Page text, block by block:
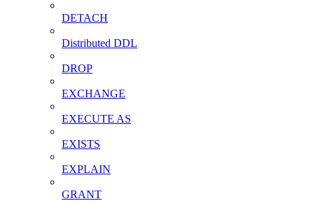
DETACH
Distributed DDL
DROP
EXCHANGE
EXECUTE AS
EXISTS
EXPLAIN
GRANT